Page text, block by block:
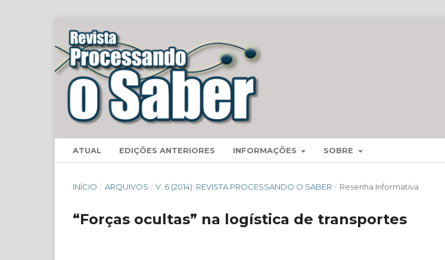
ATUAL EDIÇÕES ANTERIORES INFORMAÇÕES SOBRE
INÍCIO / ARQUIVOS / V. 6 (2014): REVISTA PROCESSANDO O SABER / Resenha Informativa
“Forças ocultas” na logística de transportes